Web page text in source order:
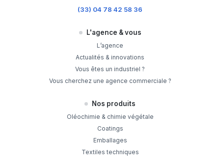
(33) 04 78 42 58 36
L'agence & vous
L’agence
Actualités & innovations
Vous êtes un industriel ?
Vous cherchez une agence commerciale ?
Nos produits
Oléochimie & chimie végétale
Coatings
Emballages
Textiles techniques